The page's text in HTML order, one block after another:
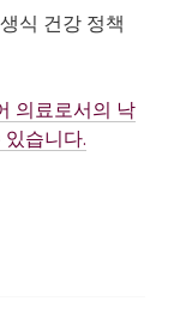
식 건강 정책
의료로서의 낙
습니다.